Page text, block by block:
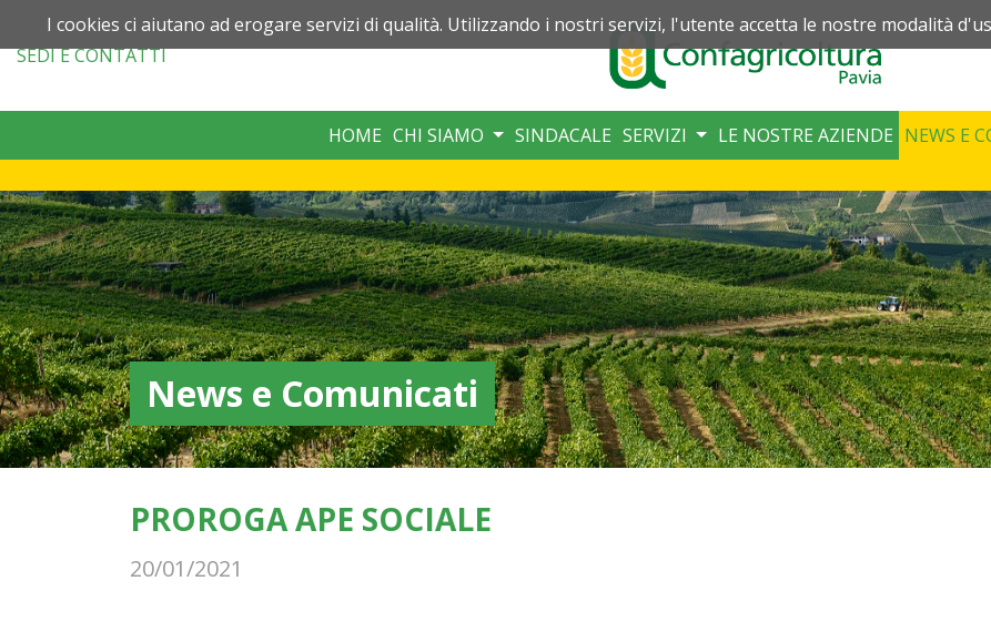
SEDIE CONTATTI
HOME CHI SIAMO SINDACALE SERVIZI LE NOSTRE AZIENDE NEWS E
News e Comunicati
PROROGA APE SOCIALE
20/01/2021
I cookies ci aiutano ad erogare servizi di qualità. Utilizzando i nostri servizi, l'utente accetta le nostre modalità